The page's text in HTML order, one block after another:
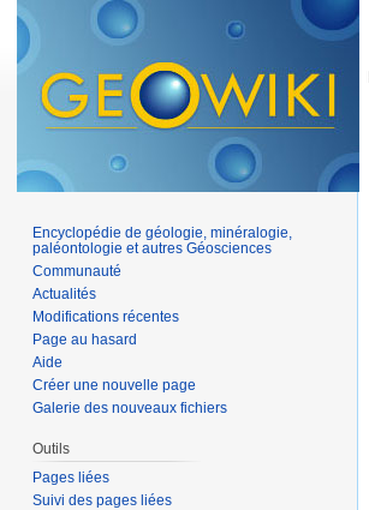
Encyclopédie de géologie, minéralogie,
paléontologie et autres Géosciences
Communauté
Actualités
Modifications récentes
Page au hasard
Aide
Créer une nouvelle page
Galerie des nouveaux fichiers
Outils
Pages liées
Suivi des pages liées